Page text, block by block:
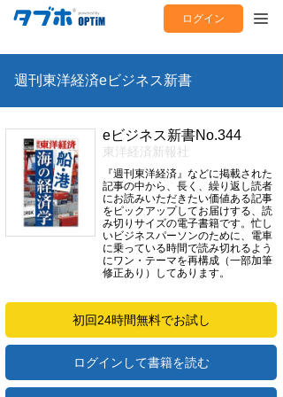
ログイン
週刊東洋経済eビジネス新書
eビジネス新書No.344
東洋経済新報社
『週刊東洋経済』などに掲載された
記事の中から、長く、繰り返し読者
にお読みいただきたい価値ある記事
をピックアップしてお届けする、読
み切りサイズの電子書籍です。忙し
いビジネスパーソンのために、電車
に乗っている時間で読み切れるよう
にワン・テーマを再構成（一部加筆
修正あり）してあります。
初回24時間無料でお試し
ログインして書籍を読む